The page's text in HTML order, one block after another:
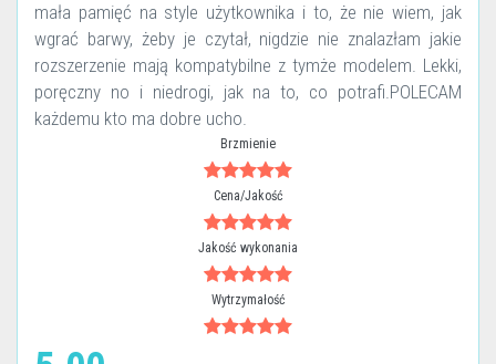
mała pamięć na style użytkownika i to, że nie wiem, jak
wgrać barwy, żeby je czytał, nigdzie nie znalazłam jakie
rozszerzenie mają kompatybilne z tymże modelem. Lekki,
poręczny no i niedrogi, jak na to, co potrafi.POLECAM
każdemu kto ma dobre ucho.
Brzmienie
Cena/Jakość
Jakość wykonania
Wytrzymałość